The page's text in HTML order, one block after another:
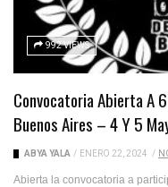
992 VIEWS
Convocatoria Abierta A
Buenos Aires – 4 Y 5
ABYA YALA / ENERO 22, 2024 /
Abierta la convocatoria a